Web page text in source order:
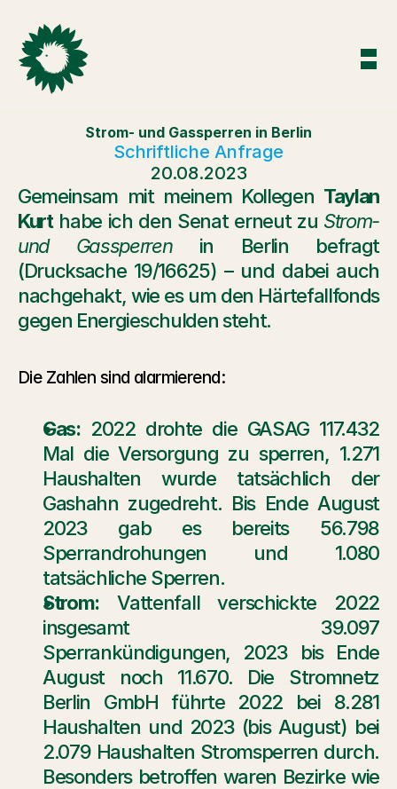
Strom- und Gassperren in Berlin
Schriftliche Anfrage
20.08.2023
Gemeinsam mit meinem Kollegen Taylan
Kurt habe ich den Senat erneut zu Strom-
und Gassperren in Berlin befragt
(Drucksache 19/16625) – und dabei auch
nachgehakt, wie es um den Härtefallfonds
gegen Energieschulden steht.
Die Zahlen sind alarmierend:
Gas: 2022 drohte die GASAG 117.432
Mal die Versorgung zu sperren, 1.271
Haushalten wurde tatsächlich der
Gashahn zugedreht. Bis Ende August
2023 gab es bereits 56.798
Sperrandrohungen und 1.080
tatsächliche Sperren.
Strom: Vattenfall verschickte 2022
insgesamt 39.097
Sperrankündigungen, 2023 bis Ende
August noch 11.670. Die Stromnetz
Berlin GmbH führte 2022 bei 8.281
Haushalten und 2023 (bis August) bei
2.079 Haushalten Stromsperren durch.